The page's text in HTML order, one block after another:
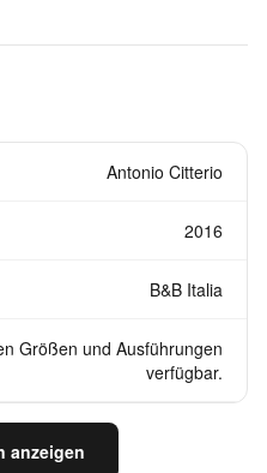
Antonio Citterio
2016
B&B Italia
Größen und Ausführungen
verfügbar.
anzeigen